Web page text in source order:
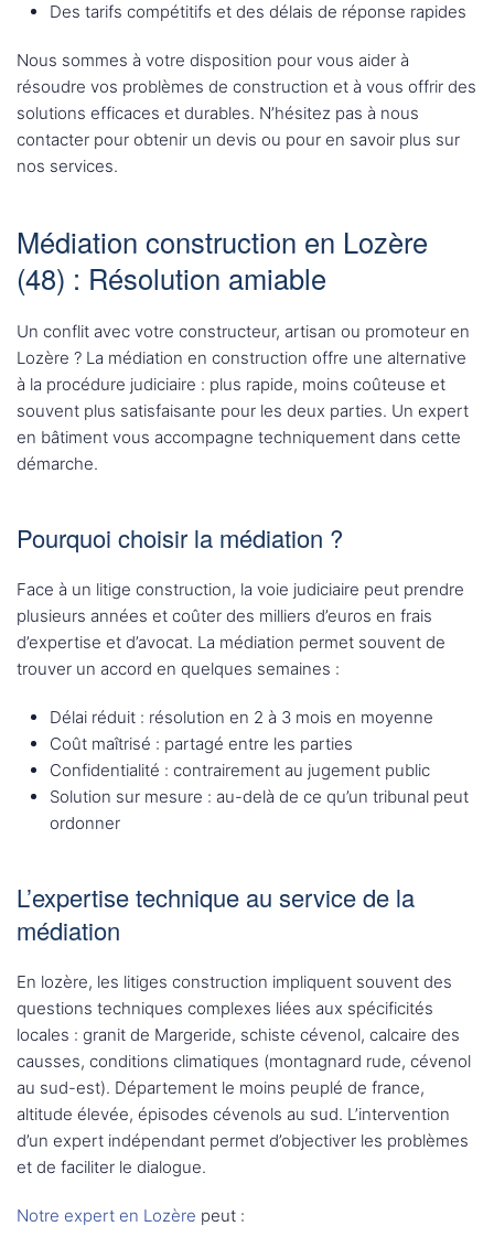
Des tarifs compétitifs et des délais de réponse rapides
Nous sommes à votre disposition pour vous aider à
résoudre vos problèmes de construction et à vous offrir des
solutions efficaces et durables. N’hésitez pas à nous
contacter pour obtenir un devis ou pour en savoir plus sur
nos services.
Médiation construction en Lozère
(48) : Résolution amiable
Un conflit avec votre constructeur, artisan ou promoteur en
Lozère ? La médiation en construction offre une alternative
à la procédure judiciaire : plus rapide, moins coûteuse et
souvent plus satisfaisante pour les deux parties. Un expert
en bâtiment vous accompagne techniquement dans cette
démarche.
Pourquoi choisir la médiation ?
Face à un litige construction, la voie judiciaire peut prendre
plusieurs années et coûter des milliers d’euros en frais
d’expertise et d’avocat. La médiation permet souvent de
trouver un accord en quelques semaines :
Délai réduit : résolution en 2 à 3 mois en moyenne
Coût maîtrisé : partagé entre les parties
Confidentialité : contrairement au jugement public
Solution sur mesure : au-delà de ce qu’un tribunal peut
ordonner
L’expertise technique au service de la
médiation
En lozère, les litiges construction impliquent souvent des
questions techniques complexes liées aux spécificités
locales : granit de Margeride, schiste cévenol, calcaire des
causses, conditions climatiques (montagnard rude, cévenol
au sud-est). Département le moins peuplé de france,
altitude élevée, épisodes cévenols au sud. L’intervention
d’un expert indépendant permet d’objectiver les problèmes
et de faciliter le dialogue.
Notre expert en Lozère peut :